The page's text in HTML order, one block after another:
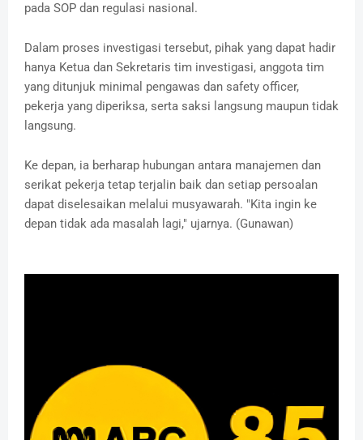
pada SOP dan regulasi nasional.
Dalam proses investigasi tersebut, pihak yang dapat hadir
hanya Ketua dan Sekretaris tim investigasi, anggota tim
yang ditunjuk minimal pengawas dan safety officer,
pekerja yang diperiksa, serta saksi langsung maupun tidak
langsung.
Ke depan, ia berharap hubungan antara manajemen dan
serikat pekerja tetap terjalin baik dan setiap persoalan
dapat diselesaikan melalui musyawarah. "Kita ingin ke
depan tidak ada masalah lagi," ujarnya. (Gunawan)